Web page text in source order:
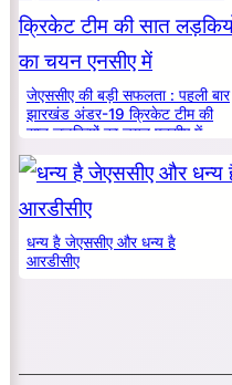
जेएससीए की बड़ी सफलता : पहली बार
झारखंड अंडर-19 क्रिकेट टीम की
सात लड़कियों का चयन एनसीए में
धन्य है जेएससीए और धन्य है
आरडीसीए